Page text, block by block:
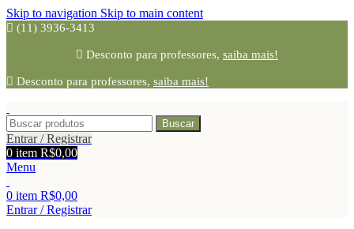
Skip to navigation Skip to main content
(11) 3936-3413
Desconto para professores, saiba mais!
Desconto para professores, saiba mais!
Buscar
Entrar / Registrar
0 item R$0,00
Menu
0 item R$0,00
Entrar / Registrar